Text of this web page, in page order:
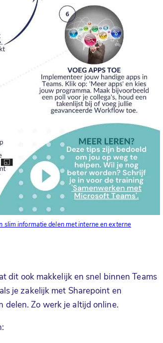
slim informatie delen met interne en externe
dit ook makkelijk en snel binnen Teams
je zakelijk met Sharepoint en
delen. Zo werk je altijd online.